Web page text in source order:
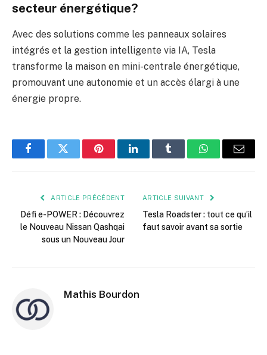
secteur énergétique?
Avec des solutions comme les panneaux solaires
intégrés et la gestion intelligente via IA, Tesla
transforme la maison en mini-centrale énergétique,
promouvant une autonomie et un accès élargi à une
énergie propre.
FacebookTwitter PinterestLinkedInTumblr WhatsApp
E-
ARTICLE PRÉCÉDENT
Défi e-POWER : Découvrez
le Nouveau Nissan Qashqai
sous un Nouveau Jour
ARTICLE SUIVANT
Tesla Roadster : tout ce qu’il
faut savoir avant sa sortie
Mathis Bourdon